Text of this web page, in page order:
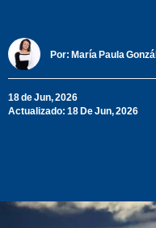
Por: María Paula
18 de Jun, 2026
Actualizado: 18 De Jun, 2026